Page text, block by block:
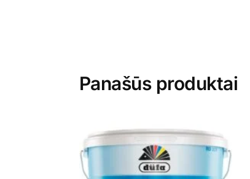
Panašūs produktai